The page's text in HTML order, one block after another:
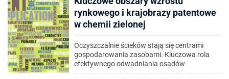
rynkowego i krajobrazy patentowe
w chemii zielonej
Oczyszczalnie ścieków stają się centrami
gospodarowania zasobami. Kluczowa rola
efektywnego odwadniania osadów